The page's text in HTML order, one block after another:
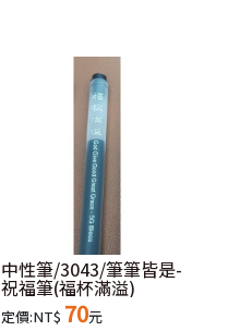
中性筆/3043/筆筆皆是-
祝福筆(福杯滿溢)
定價:NT$ 70元